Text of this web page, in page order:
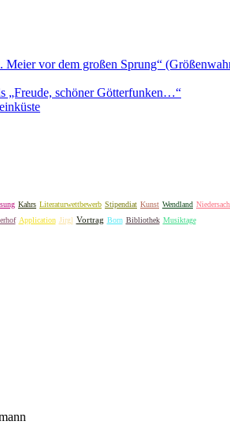
vor dem großen Sprung“
„Freude, schöner Götterfunken…“
Kahrs Literaturwettbewerb Stipendiat Kunst Wendland
Application Jirgl Vortrag Born Bibliothek Musiktage